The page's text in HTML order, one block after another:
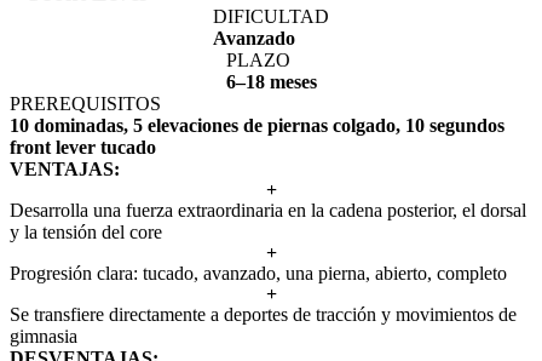
DIFICULTAD
Avanzado
PLAZO
6–18 meses
PREREQUISITOS
10 dominadas, 5 elevaciones de piernas colgado, 10 segundos
front lever tucado
VENTAJAS:
+
Desarrolla una fuerza extraordinaria en la cadena posterior, el dorsal
y la tensión del core
+
Progresión clara: tucado, avanzado, una pierna, abierto, completo
+
Se transfiere directamente a deportes de tracción y movimientos de
gimnasia